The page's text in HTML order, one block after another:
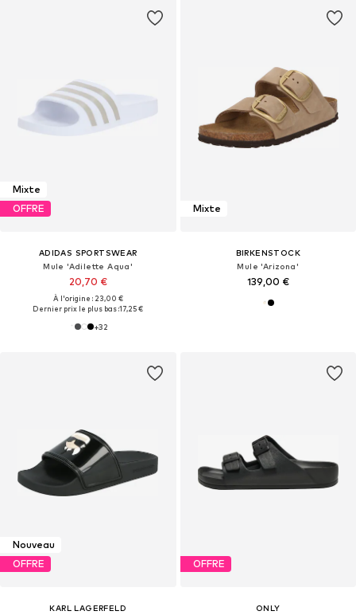
Mixte
OFFRE
ADIDAS SPORTSWEAR
Mule 'Adilette Aqua'
20,70 €
À l'origine : 23,00 €
Dernier prix le plus bas :17,25 €
+32
Mixte
BIRKENSTOCK
Mule 'Arizona'
139,00 €
Nouveau
OFFRE
KARL LAGERFELD
OFFRE
ONLY